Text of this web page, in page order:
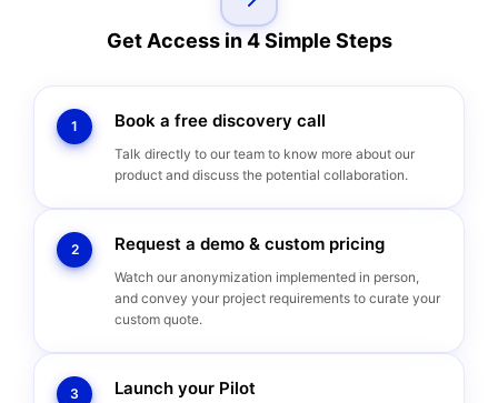
Get Access in 4 Simple Steps
1 Book a free discovery call
Talk directly to our team to know more about our
product and discuss the potential collaboration.
2 Request a demo & custom pricing
Watch our anonymization implemented in person,
and convey your project requirements to curate your
custom quote.
3 Launch your Pilot